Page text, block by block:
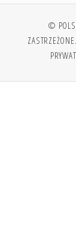
©
ZASTRZEŻONE.